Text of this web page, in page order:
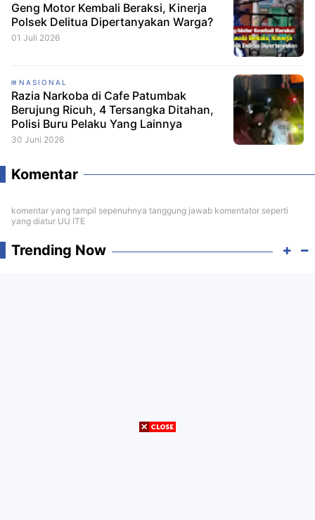
Geng Motor Kembali Beraksi, Kinerja
Polsek Delitua Dipertanyakan Warga?
01 Juli 2026
NASIONAL
Razia Narkoba di Cafe Patumbak
Berujung Ricuh, 4 Tersangka Ditahan,
Polisi Buru Pelaku Yang Lainnya
30 Juni 2026
Komentar
komentar yang tampil sepenuhnya tanggung jawab komentator seperti
yang diatur UU ITE
Trending Now